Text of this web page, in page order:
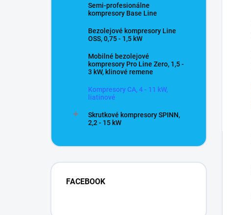
Semi-profesionálne
kompresory Base Line
Bezolejové kompresory Line
OSS, 0,75 - 1,5 kW
Mobilné bezolejové
kompresory Pro Line Zero, 1,5 -
3 kW, klinové remene
Kompresory CA, 4 - 11 kW,
liatinové
Skrutkové kompresory SPINN,
2,2 - 15 kW
FACEBOOK